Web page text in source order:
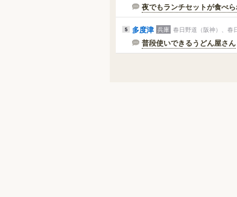
夜でもランチセットが食べ
5 多度津 兵庫 春日野道（阪神）、春
普段使いできるうどん屋さん